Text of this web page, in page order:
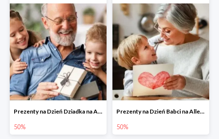
Prezenty na Dzień Dziadka na Allegro do -50%
50%
Prezenty na Dzień Babci na Allegro do -50%
50%